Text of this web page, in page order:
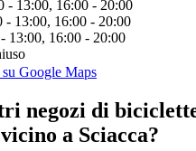
- 13:00, 16:00 - 20:00
- 13:00, 16:00 - 20:00
13:00, 16:00 - 20:00
Google Maps
negozi di
a Sciacca?